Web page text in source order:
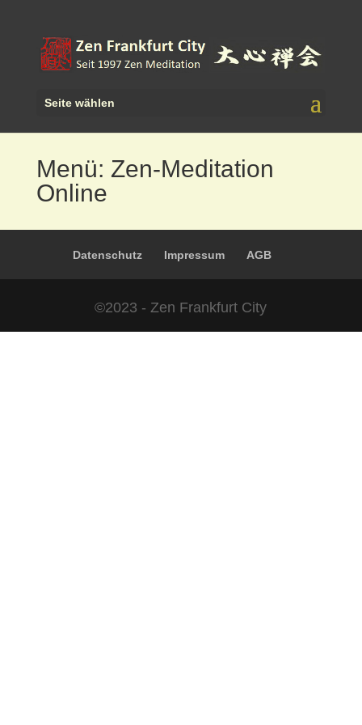
Seite wählen
Menü: Zen-Meditation
Online
Datenschutz Impressum AGB
©2023 - Zen Frankfurt City